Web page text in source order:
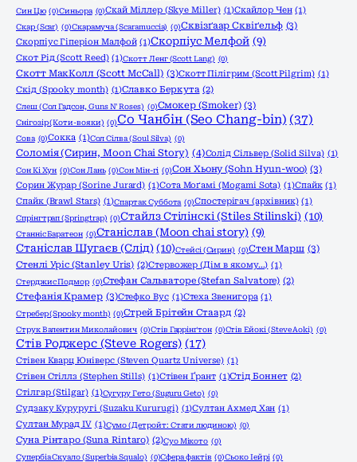
Син Цю (0)Синьора (0)Скай Міллер (Skye Miller) (1)Скайлор Чен (1)
Скар (Scar) (0)Скарамуча (Scaramuccia) (0)Сквізґаар Сквіґельф (3)
Скорпіус Гіперіон Малфой (1)Скорпіус Мелфой (9)
Скот Рід (Scott Reed) (1)Скотт Ленг (Scott Lang) (0)
Скотт МакКолл (Scott McCall) (3)Скотт Пілігрим (Scott Pilgrim) (1)
Скід (Spooky month) (1)Славко Беркута (2)
Слеш (Сол Гадсон, Guns N' Roses) (0)Смокер (Smoker) (3)
Снігозір (Коти-вояки) (0)Со Чанбін (Seo Chang-bin) (37)
Сова (0)Сокка (1)Сол Сілва (Soul Silva) (0)
Соломія (Сирин, Moon Chai Story) (4)Солід Сільвер (Solid Silva) (1)
Сон Кі Хун (0)Сон Лань (0)Сон Мін-гі (0)Сон Хьону (Sohn Hyun-woo) (3)
Сорин Журар (Sorine Jurard) (1)Сота Моґамі (Mogami Sota) (1)Спайк (1)
Спайк (Brawl Stars) (1)Спартак Суббота (0)Спостерігач (архівник) (1)
Спрінгтрап (Springtrap) (0)Стайлз Стілінскі (Stiles Stilinski) (10)
Станніс Баратеон (0)Станіслав (Moon chai story) (9)
Станіслав Шугаєв (Слід) (10)Стейсі (Сирин) (0)Стен Марш (3)
Стенлі Уріс (Stanley Uris) (2)Стервожер (Дім в якому…) (1)
Стерджис Подмор (0)Стефан Сальваторе (Stefan Salvatore) (2)
Стефанія Крамер (3)Стефко Вус (1)Стеха Звенигора (1)
Стребер (Spooky month) (0)Стрей Брітейн Стаард (2)
Струк Валентин Миколайович (0)Стів Гаррінґтон (0)Стів Ейокі (Steve Aoki) (0)
Стів Роджерс (Steve Rogers) (17)
Стівен Кварц Юніверс (Steven Quartz Universe) (1)
Стівен Стіллз (Stephen Stills) (1)Стівен Ґрант (1)Стід Боннет (2)
Стілгар (Stilgar) (1)Сугуру Гето (Suguru Geto) (0)
Судзаку Куруругі (Suzaku Kururugi) (1)Султан Ахмед Хан (1)
Султан Мурад IV (1)Сумо (Детройт: Стати людиною) (0)
Суна Рінтаро (Suna Rintaro) (2)Суо Мікото (0)
Супербіа Скуало (Superbia Squalo) (0)Сфера фактів (0)Сьоко Іейрі (0)